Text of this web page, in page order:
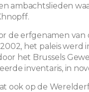
ambachtslieden
de erfgenamen van
het paleis werd
het Brussels
inventaris, in
ook op de